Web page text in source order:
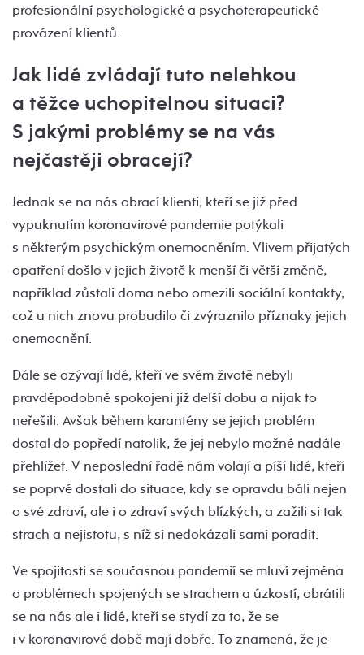
profesionální psychologické a psychoterapeutické
provázení klientů.
Jak lidé zvládají tuto nelehkou
a těžce uchopitelnou situaci?
S jakými problémy se na vás
nejčastěji obracejí?
Jednak se na nás obrací klienti, kteří se již před
vypuknutím koronavirové pandemie potýkali
s některým psychickým onemocněním. Vlivem přijatých
opatření došlo v jejich životě k menší či větší změně,
například zůstali doma nebo omezili sociální kontakty,
což u nich znovu probudilo či zvýraznilo příznaky jejich
onemocnění.
Dále se ozývají lidé, kteří ve svém životě nebyli
pravděpodobně spokojeni již delší dobu a nijak to
neřešili. Avšak během karantény se jejich problém
dostal do popředí natolik, že jej nebylo možné nadále
přehlížet. V neposlední řadě nám volají a píší lidé, kteří
se poprvé dostali do situace, kdy se opravdu báli nejen
o své zdraví, ale i o zdraví svých blízkých, a zažili si tak
strach a nejistotu, s níž si nedokázali sami poradit.
Ve spojitosti se současnou pandemií se mluví zejména
o problémech spojených se strachem a úzkostí, obrátili
se na nás ale i lidé, kteří se stydí za to, že se
i v koronavirové době mají dobře. To znamená, že je